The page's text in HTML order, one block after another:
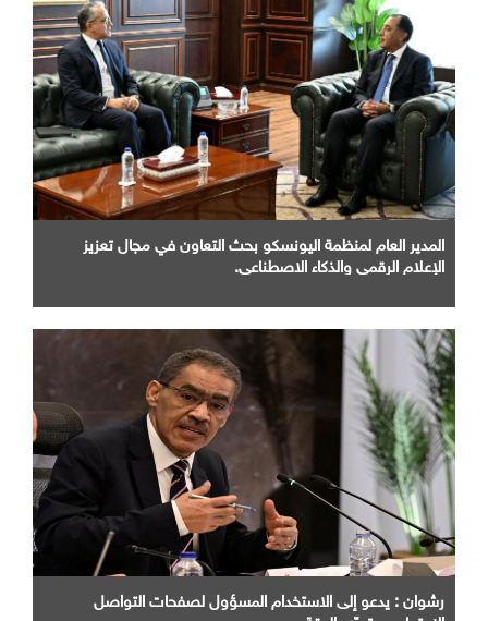
المدير العام لمنظمة اليونسكو بحث التعاون في مجال تعزيز
الإعلام الرقمي والذكاء الاصطناعي.
رشوان : يدعو إلى الاستخدام المسؤول لصفحات التواصل